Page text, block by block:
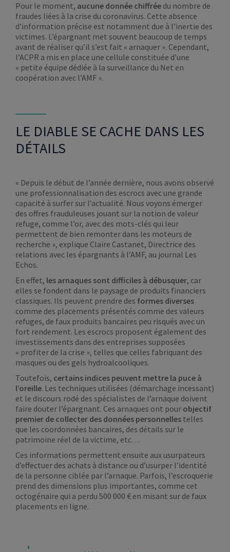
Pour le moment, aucune donnée chiffrée du nombre de
fraudes liées à la crise du coronavirus. Cette absence
d’information précise est notamment due à l’inertie des
victimes. L’épargnant met souvent beaucoup de temps
avant de réaliser qu’il s’est fait « arnaquer ». Cependant,
l’ACPR a mis en place une cellule constituée d’une
« petite équipe dédiée à la surveillance du Net en
coopération avec l’AMF ».
LE DIABLE SE CACHE DANS LES
DÉTAILS
« Depuis le début de l’année dernière, nous avons observé
une professionnalisation des escrocs avec une grande
capacité à surfer sur l’actualité. Nous voyons émerger
des offres frauduleuses jouant sur la notion de valeur
refuge, comme l’or, avec des mots-clés qui leur
permettent de bien remonter dans les moteurs de
recherche », explique Claire Castanet, Directrice des
relations avec les épargnants à l’AMF, au journal Les
Echos.
En effet, les arnaques sont difficiles à débusquer, car
elles se fondent dans le paysage de produits financiers
classiques. Ils peuvent prendre des formes diverses
comme des placements présentés comme des valeurs
refuges, de faux produits bancaires peu risqués avec un
fort rendement. Les escrocs proposent également des
investissements dans des entreprises supposées
« profiter de la crise », telles que celles fabriquant des
masques ou des gels hydroalcooliques.
Toutefois, certains indices peuvent mettre la puce à
l’oreille. Les techniques utilisées (démarchage incessant)
et le discours rodé des spécialistes de l’arnaque doivent
faire douter l’épargnant. Ces arnaques ont pour objectif
premier de collecter des données personnelles telles
que les coordonnées bancaires, des détails sur le
patrimoine réel de la victime, etc…
Ces informations permettent ensuite aux usurpateurs
d’effectuer des achats à distance ou d’usurper l’identité
de la personne ciblée par l’arnaque. Parfois, l’escroquerie
prend des dimensions plus importantes, comme cet
octogénaire qui a perdu 500 000 € en misant sur de faux
placements en ligne.